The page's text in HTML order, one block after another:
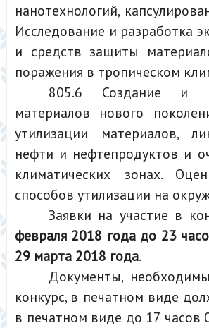
нанотехнологий,
Исследование и разработка
и средств защиты
поражения в тропическом
805.6 Создание и
материалов нового
утилизации материалов,
нефти и нефтепродуктов и
климатических зонах.
способов утилизации на
Заявки на участие в
февраля 2018 года до 23
29 марта 2018 года.
Документы,
конкурс, в печатном виде
в печатном виде до 17 часов